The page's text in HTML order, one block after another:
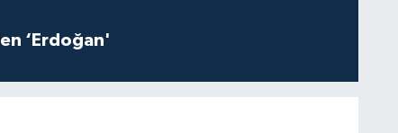
‘Erdoğan'